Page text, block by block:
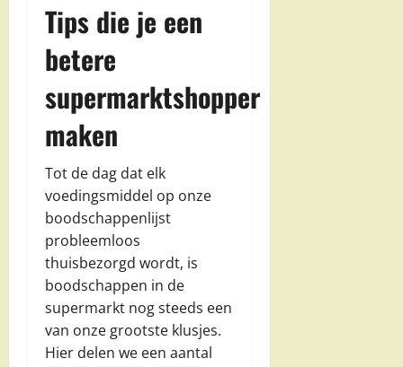
Tips die je een
betere
supermarktshopper
maken
Tot de dag dat elk
voedingsmiddel op onze
boodschappenlijst
probleemloos
thuisbezorgd wordt, is
boodschappen in de
supermarkt nog steeds een
van onze grootste klusjes.
Hier delen we een aantal